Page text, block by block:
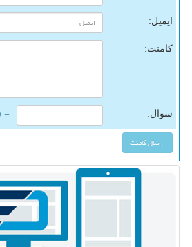
ایمیل:
کامنت:
سوال: = ۵ بعلاوه ۴